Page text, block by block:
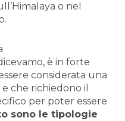
o nel
è in forte
considerata una
che richiedono il
per poter essere
sono le tipologie